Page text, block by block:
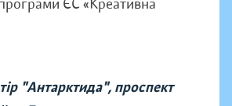
ЄС «Креативна
"Антарктида", проспект